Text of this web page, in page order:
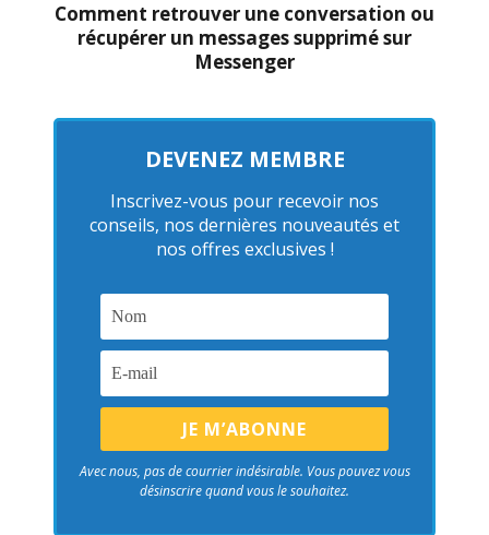
Comment retrouver une conversation ou
récupérer un messages supprimé sur
Messenger
DEVENEZ MEMBRE
Inscrivez-vous pour recevoir nos
conseils, nos dernières nouveautés et
nos offres exclusives !
Avec nous, pas de courrier indésirable. Vous pouvez vous
désinscrire quand vous le souhaitez.